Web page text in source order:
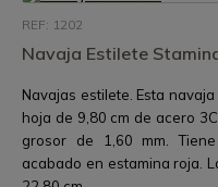
REF: 1202
Navaja Estilete
Navajas estilete. Esta
hoja de 9,80 cm de acero
grosor de 1,60 mm.
acabado en estamina roja.